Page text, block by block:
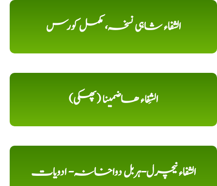
الشفاء شاہی نسخہ، مکمل کورس
الشِفاء ھاضمینا (پھکی)
الشفاء نیچرل-ہربل دواخانہ- ادویات